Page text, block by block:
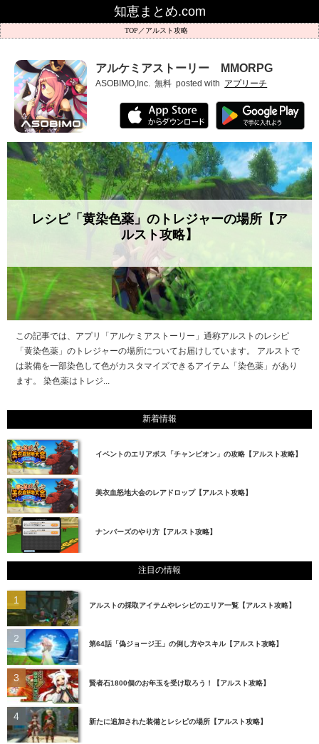
知恵まとめ.com
アルスト攻略
アルケミアストーリー MMORPG
ASOBIMO,Inc. 無料 posted with アプリーチ
レシピ「黄染色薬」のトレジャーの場所【ア
ルスト攻略】
この記事では、アプリ「アルケミアストーリー」通称アルストのレシピ
「黄染色薬」のトレジャーの場所についてお届けしています。 アルストで
は装備を一部染色して色がカスタマイズできるアイテム「染色薬」があり
ます。 染色薬はトレジ...
新着情報
イベントのエリアボス「チャンピオン」の攻略【アルスト攻略】
美衣血怒地大会のレアドロップ【アルスト攻略】
ナンバーズのやり方【アルスト攻略】
注目の情報
アルストの採取アイテムやレシピのエリア一覧【アルスト攻略】
第64話「偽ジョージ王」の倒し方やスキル【アルスト攻略】
賢者石1800個のお年玉を受け取ろう！【アルスト攻略】
新たに追加された装備とレシピの場所【アルスト攻略】